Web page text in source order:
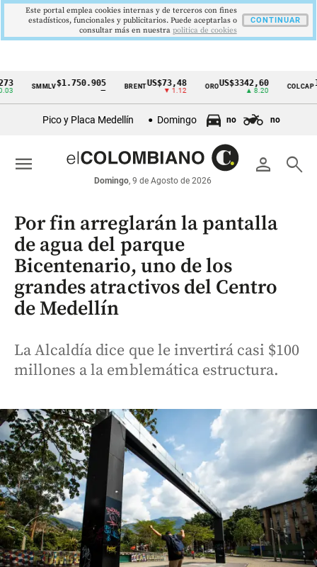
Cintillo
económicos
Colombia
SMMLV$1.750.905 BRENT US$73,48
▼ 1.12
ORO US$3342,60 COLCAP
Pico y Placa Medellín Domingo no no
person search
Domingo, 9 de Agosto de 2026
menu
Por fin arreglarán la pantalla
de agua del parque
Bicentenario, uno de los
grandes atractivos del Centro
de Medellín
La Alcaldía dice que le invertirá casi $100
millones a la emblemática estructura.
Este portal emplea cookies internas y de terceros con fines
estadísticos, funcionales y publicitarios. Puede aceptarlas o
consultar más en nuestra politica de cookies
CONTINUAR